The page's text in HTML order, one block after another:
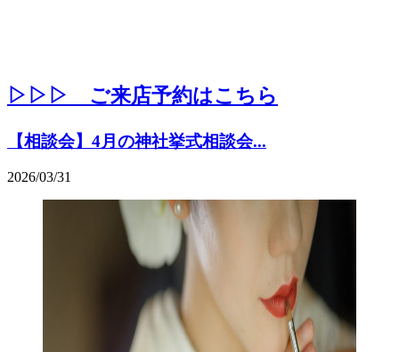
▷▷▷ ご来店予約はこちら
【相談会】4月の神社挙式相談会...
2026/03/31